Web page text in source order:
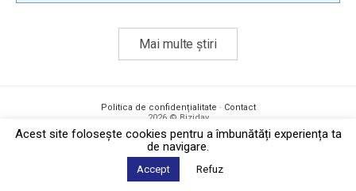
Mai multe știri
Politica de confidențialitate · Contact
2026 © Biziday
Acest site foloseşte cookies pentru a îmbunătăți experiența ta
de navigare.
Accept Refuz